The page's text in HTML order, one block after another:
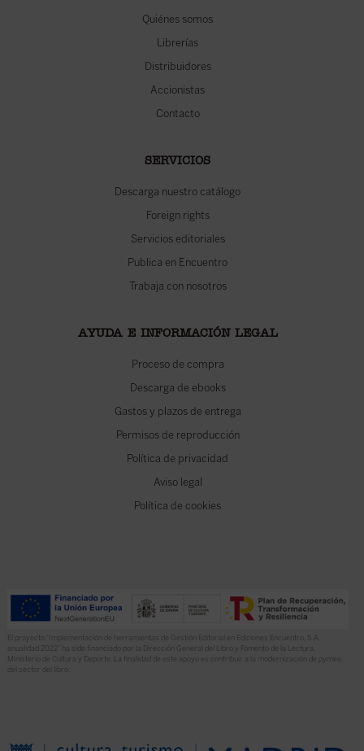
Quiénes somos
Librerías
Distribuidores
Accionistas
Contacto
SERVICIOS
Descarga nuestro catálogo
Foreign rights
Servicios editoriales
Publica en Encuentro
Trabaja con nosotros
AYUDA E INFORMACIÓN LEGAL
Proceso de compra
Descarga de ebooks
Gastos y plazos de entrega
Permisos de reproducción
Política de privacidad
Aviso legal
Política de cookies
El proyecto “Implementación de herramientas de Gestión Editorial en Ediciones Encuentro, S.A.
anualidad 2022” ha sido financiado por la Dirección General del Libro y Fomento de la Lectura,
Ministerio de Cultura y Deporte. La finalidad de este apoyo es contribuir a la modernización de pymes
del sector del libro.